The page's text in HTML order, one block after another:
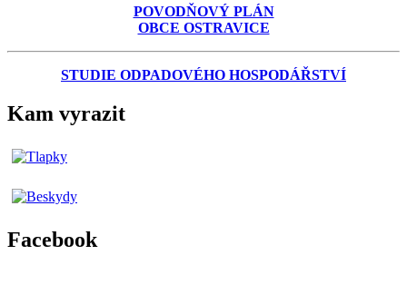
POVODŇOVÝ PLÁN
OBCE OSTRAVICE
STUDIE ODPADOVÉHO HOSPODÁŘSTVÍ
Kam vyrazit
Facebook